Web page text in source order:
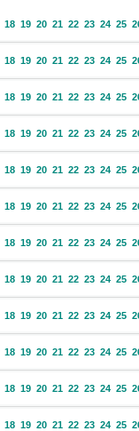
18 19 20 21 22 23 24 25
18 19 20 21 22 23 24 25
18 19 20 21 22 23 24 25
18 19 20 21 22 23 24 25
18 19 20 21 22 23 24 25
18 19 20 21 22 23 24 25
18 19 20 21 22 23 24 25
18 19 20 21 22 23 24 25
18 19 20 21 22 23 24 25
18 19 20 21 22 23 24 25
18 19 20 21 22 23 24 25
18 19 20 21 22 23 24 25